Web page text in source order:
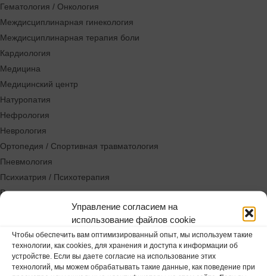
Управление согласием на
использование файлов cookie
Чтобы обеспечить вам оптимизированный опыт, мы используем такие
технологии, как cookies, для хранения и доступа к информации об
устройстве. Если вы даете согласие на использование этих
технологий, мы можем обрабатывать такие данные, как поведение при
Гематология / Онкология
Междисциплинарная гинекология
Междисциплинарная терапия боли
Кардиология
Медицина
Медицинский центр
Натуропатия
Нефрология
Неврология
Ортопедия / Спортивная травматология
Пневмология
Психиатрия / Психотерапия
Радиология
Склеродермия
Склероз
Урология